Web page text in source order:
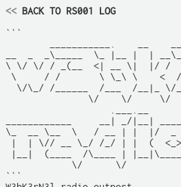
<< BACK TO RS001 LOG
```
__  _  _\_____  \_ |__ |  |
\ \/ \/ / _(__  <| __ \|  |/ /
\     / /       \ \_\ \    <
\/\_/ /______  /___  /__|_
\/    \/
\_  __ \__  \
|  | \// __ \_/
|__|  (____  /
```